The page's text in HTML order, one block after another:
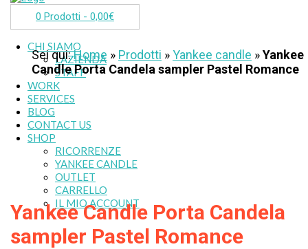
0 Prodotti - 0,00€
CHI SIAMO
L’AZIENDA
STAFF
WORK
SERVICES
BLOG
CONTACT US
SHOP
RICORRENZE
YANKEE CANDLE
OUTLET
CARRELLO
IL MIO ACCOUNT
Sei qui:Home » Prodotti »Yankee candle »Yankee
Candle Porta Candela sampler Pastel Romance
Yankee Candle Porta Candela
sampler Pastel Romance